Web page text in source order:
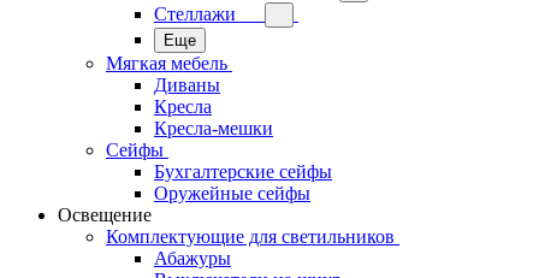
Стеллажи
Еще
Мягкая мебель
Диваны
Кресла
Кресла-мешки
Сейфы
Бухгалтерские сейфы
Оружейные сейфы
Освещение
Комплектующие для светильников
Абажуры